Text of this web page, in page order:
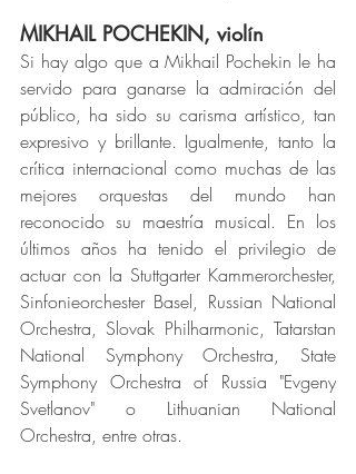
MIKHAIL POCHEKIN, violín
Si hay algo que a Mikhail Pochekin le ha
servido para ganarse la admiración del
público, ha sido su carisma artístico, tan
expresivo y brillante. Igualmente, tanto la
crítica internacional como muchas de las
mejores orquestas del mundo han
reconocido su maestría musical. En los
últimos años ha tenido el privilegio de
actuar con la Stuttgarter Kammerorchester,
Sinfonieorchester Basel, Russian National
Orchestra, Slovak Philharmonic, Tatarstan
National Symphony Orchestra, State
Symphony Orchestra of Russia "Evgeny
Svetlanov" o Lithuanian National
Orchestra, entre otras.